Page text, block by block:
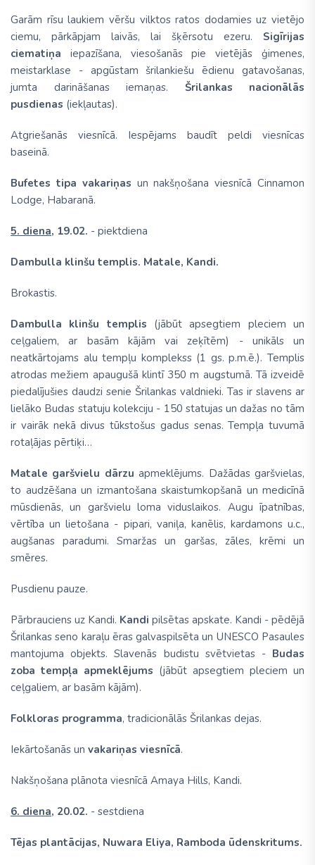
Garām rīsu laukiem vēršu vilktos ratos dodamies uz vietējo
ciemu, pārkāpjam laivās, lai šķērsotu ezeru.
Sigīrijas
ciematiņa
iepazīšana, viesošanās pie vietējās ģimenes,
meistarklase - apgūstam šrilankiešu ēdienu gatavošanas,
jumta darināšanas iemaņas.
Šrilankas nacionālās
pusdienas (iekļautas).
Atgriešanās viesnīcā. Iespējams baudīt peldi viesnīcas
baseinā.
Bufetes tipa vakariņas un nakšņošana viesnīcā Cinnamon
Lodge, Habaranā.
5. diena, 19.02. - piektdiena
Dambulla klinšu templis. Matale, Kandi.
Brokastis.
Dambulla klinšu templis (jābūt apsegtiem pleciem un
ceļgaliem, ar basām kājām vai zeķītēm) - unikāls un
neatkārtojams alu tempļu komplekss (1 gs. p.m.ē.). Templis
atrodas mežiem apaugušā klintī 350 m augstumā. Tā izveidē
piedalījušies daudzi senie Šrilankas valdnieki. Tas ir slavens ar
lielāko Budas statuju kolekciju - 150 statujas un dažas no tām
ir vairāk nekā divus tūkstošus gadus senas. Tempļa tuvumā
rotaļājas pērtiķi…
Matale garšvielu dārzu apmeklējums. Dažādas garšvielas,
to audzēšana un izmantošana skaistumkopšanā un medicīnā
mūsdienās, un garšvielu loma viduslaikos. Augu īpatnības,
vērtība un lietošana - pipari, vaniļa, kanēlis, kardamons u.c.,
augšanas paradumi. Smaržas un garšas, zāles, krēmi un
smēres.
Pusdienu pauze.
Pārbrauciens uz Kandi. Kandi pilsētas apskate. Kandi - pēdējā
Šrilankas seno karaļu ēras galvaspilsēta un UNESCO Pasaules
mantojuma objekts. Slavenās budistu svētvietas - Budas
zoba tempļa apmeklējums (jābūt apsegtiem pleciem un
ceļgaliem, ar basām kājām).
Folkloras programma, tradicionālās Šrilankas dejas.
Iekārtošanās un vakariņas viesnīcā.
Nakšņošana plānota viesnīcā Amaya Hills, Kandi.
6. diena, 20.02. - sestdiena
Tējas plantācijas, Nuwara Eliya, Ramboda ūdenskritums.